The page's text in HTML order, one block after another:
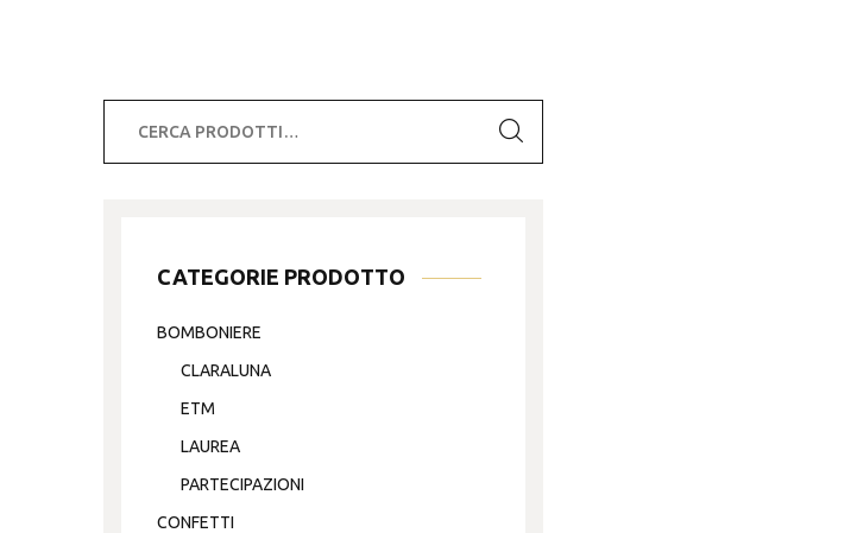
CATEGORIE PRODOTTO
BOMBONIERE
CLARALUNA
ETM
LAUREA
PARTECIPAZIONI
CONFETTI